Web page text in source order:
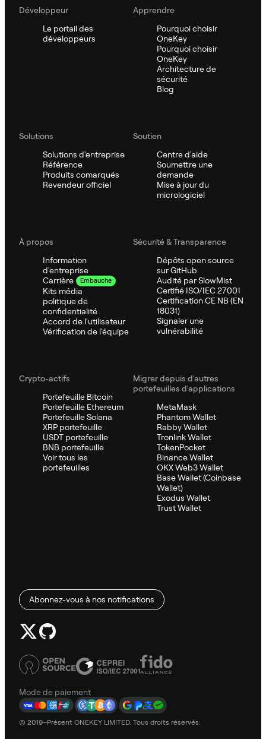
Développeur
Le portail des
développeurs
Apprendre
Pourquoi choisir
OneKey
Pourquoi choisir
OneKey
Architecture de
sécurité
Blog
Solutions
Solutions d'entreprise
Référence
Produits comarqués
Revendeur officiel
Soutien
Centre d'aide
Soumettre une
demande
Mise à jour du
micrologiciel
À propos
Information
d'entreprise
Carrière
Embauche
Kits média
politique de
confidentialité
Accord de l'utilisateur
Vérification de l'équipe
Sécurité & Transparence
Dépôts open source
sur GitHub
Audité par SlowMist
Certifié ISO/IEC 27001
Certification CE NB (EN
18031)
Signaler une
vulnérabilité
Crypto-actifs
Portefeuille Bitcoin
Portefeuille Ethereum
Portefeuille Solana
XRP portefeuille
USDT portefeuille
BNB portefeuille
Voir tous les
portefeuilles
Migrer depuis d'autres
portefeuilles d'applications
MetaMask
Phantom Wallet
Rabby Wallet
Tronlink Wallet
TokenPocket
Binance Wallet
OKX Web3 Wallet
Base Wallet (Coinbase
Wallet)
Exodus Wallet
Trust Wallet
Abonnez-vous à nos notifications
Mode de paiement
© 2019–Présent ONEKEY LIMITED. Tous droits réservés.